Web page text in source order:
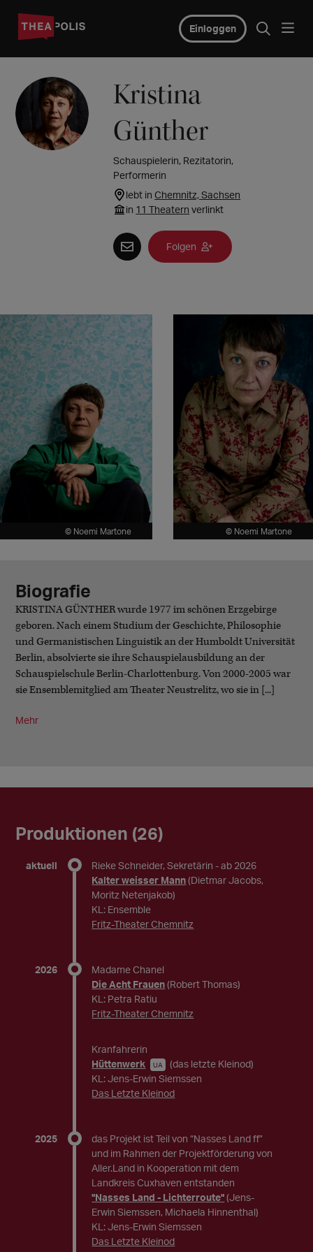
Einloggen
Kristina
Günther
Schauspielerin, Rezitatorin,
Performerin
lebt inChemnitz, Sachsen
in 11 Theatern verlinkt
Folgen
© Noemi Martone © Noemi Martone
Biografie
KRISTINA GÜNTHER wurde 1977 im schönen Erzgebirge
geboren. Nach einem Studium der Geschichte, Philosophie
und Germanistischen Linguistik an der Humboldt Universität
Berlin, absolvierte sie ihre Schauspielausbildung an der
Schauspielschule Berlin-Charlottenburg. Von 2000-2005 war
sie Ensemblemitglied am Theater Neustrelitz, wo sie in [...]
Mehr
Produktionen (26)
aktuell Rieke Schneider, Sekretärin - ab 2026
Kalter weisser Mann (Dietmar Jacobs,
Moritz Netenjakob)
KL: Ensemble
Fritz-Theater Chemnitz
2026
Madame Chanel
Die Acht Frauen (Robert Thomas)
KL: Petra Ratiu
Fritz-Theater Chemnitz
Kranfahrerin
Hüttenwerk
UA
(das letzte Kleinod)
KL: Jens-Erwin Siemssen
Das Letzte Kleinod
2025
das Projekt ist Teil von “Nasses Land ff”
und im Rahmen der Projektförderung von
Aller.Land in Kooperation mit dem
Landkreis Cuxhaven entstanden
"Nasses Land - Lichterroute" (Jens-
Erwin Siemssen, Michaela Hinnenthal)
KL: Jens-Erwin Siemssen
Das Letzte Kleinod